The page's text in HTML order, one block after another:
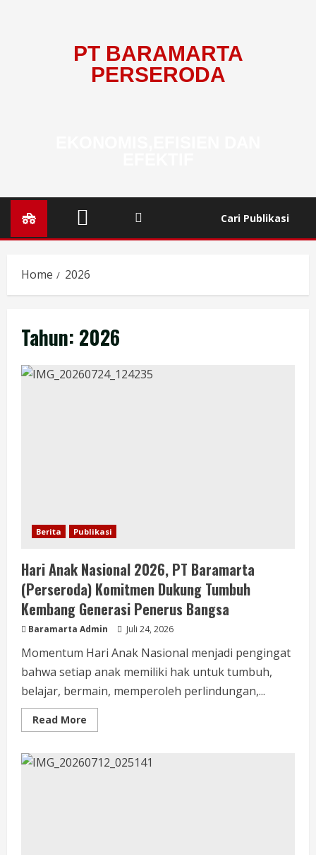
PT BARAMARTA
PERSERODA
Cari Publikasi
Home 2026
Tahun: 2026
Berita Publikasi
Hari Anak Nasional 2026, PT Baramarta
(Perseroda) Komitmen Dukung Tumbuh
Kembang Generasi Penerus Bangsa
Baramarta Admin Juli 24, 2026
Momentum Hari Anak Nasional menjadi pengingat
bahwa setiap anak memiliki hak untuk tumbuh,
belajar, bermain, memperoleh perlindungan,...
Read More